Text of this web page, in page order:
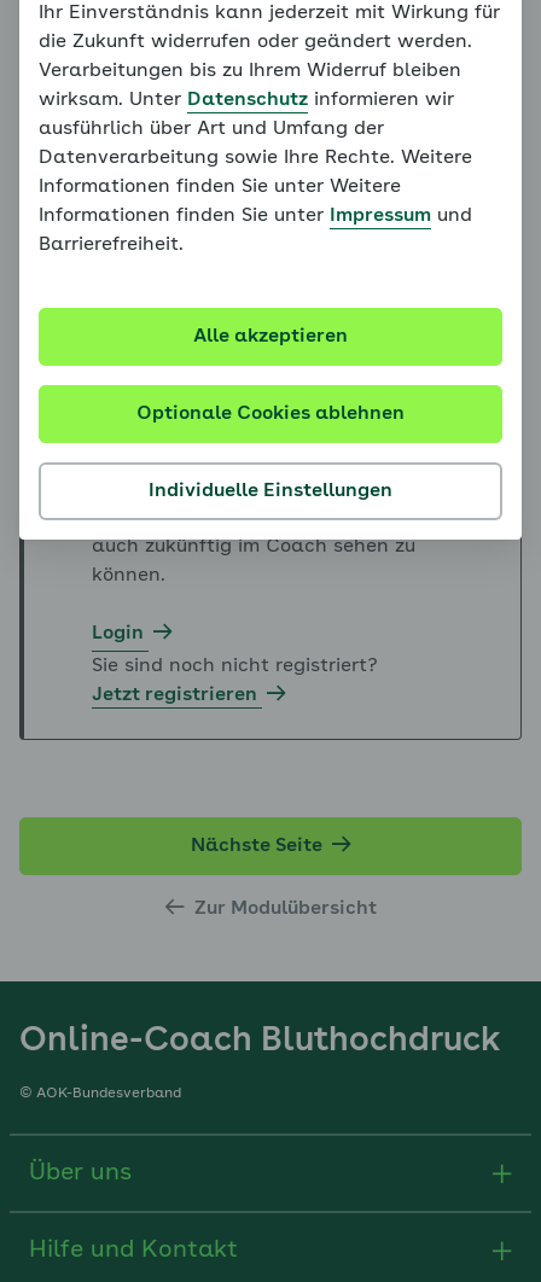
Online-Coach gehen ohne vorherigen
Login verloren. Melden Sie sich bitte mit
Ihren Login-Daten an, um Ihren Fortschritt
auch zukünftig im Coach sehen zu
können.
Login
Sie sind noch nicht registriert?
Jetzt registrieren
Zur Modulübersicht
Nächste Seite
Online-Coach Bluthochdruck
© AOK-Bundesverband
Über uns
Hilfe und Kontakt
Ihr Einverständnis kann jederzeit mit Wirkung für
die Zukunft widerrufen oder geändert werden.
Verarbeitungen bis zu Ihrem Widerruf bleiben
wirksam. Unter Datenschutz informieren wir
ausführlich über Art und Umfang der
Datenverarbeitung sowie Ihre Rechte. Weitere
Informationen finden Sie unter Weitere
Informationen finden Sie unter
Impressum und
Barrierefreiheit.
Individuelle Einstellungen
Optionale Cookies ablehnen
Alle akzeptieren